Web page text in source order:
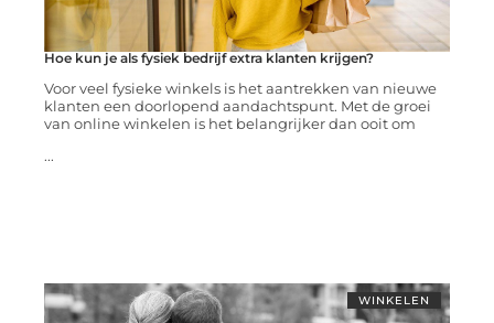
Hoe kun je als fysiek bedrijf extra klanten krijgen?
Voor veel fysieke winkels is het aantrekken van nieuwe
klanten een doorlopend aandachtspunt. Met de groei
van online winkelen is het belangrijker dan ooit om
...
WINKELEN